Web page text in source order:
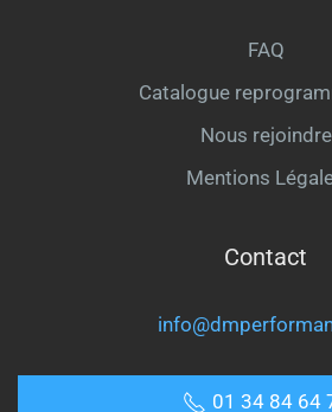
FAQ
Catalogue
Nous rejoindre
Mentions
Contact
01 34 84 64